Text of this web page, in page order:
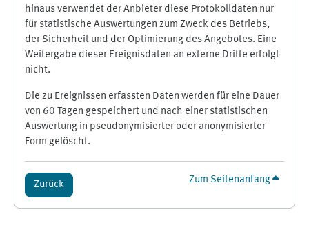
hinaus verwendet der Anbieter diese Protokolldaten nur
für statistische Auswertungen zum Zweck des Betriebs,
der Sicherheit und der Optimierung des Angebotes. Eine
Weitergabe dieser Ereignisdaten an externe Dritte erfolgt
nicht.
Die zu Ereignissen erfassten Daten werden für eine Dauer
von 60 Tagen gespeichert und nach einer statistischen
Auswertung in pseudonymisierter oder anonymisierter
Form gelöscht.
Zurück Zum Seitenanfang